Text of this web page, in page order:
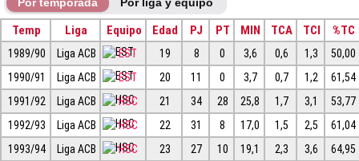
Por temporada Por liga y equipo
Temp Liga Equipo Edad PJ PT MIN TCA TCI %TC
1989/90 Liga ACB EST 19 8 0 3,6 0,6 1,3
50,00
1990/91
Liga ACB EST 20 11 0 3,7 0,7 1,2
61,54
1991/92
Liga ACB HSC 21 34 28 25,8 1,7 3,1
53,77
1992/93
Liga ACB HSC 22 31 8 17,0 1,5 2,5
61,04
1993/94
Liga ACB HSC 23 27 10 19,1 2,3 3,6
64,95